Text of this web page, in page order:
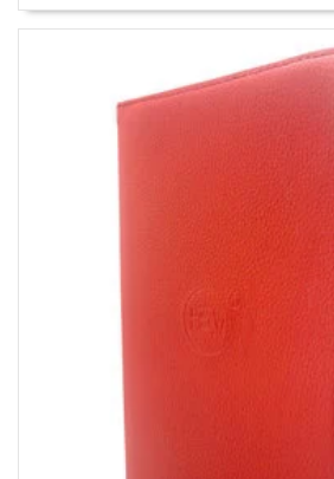
Gehele draaibare